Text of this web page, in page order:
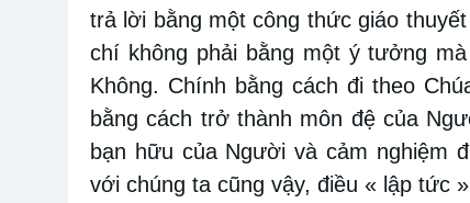
trả lời bằng một công thức giáo
chí không phải bằng một ý tưởng
Không. Chính bằng cách đi theo
bằng cách trở thành môn đệ của
bạn hữu của Người và cảm nghiệm
với chúng ta cũng vậy, điều « lập tức